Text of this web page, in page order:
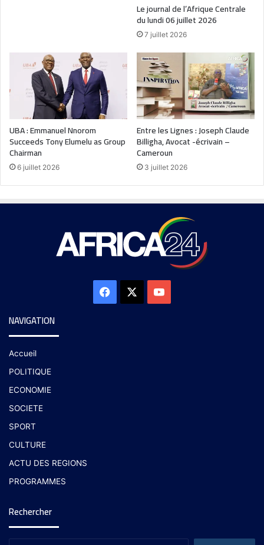
Le journal de l’Afrique Centrale
du lundi 06 juillet 2026
7 juillet 2026
UBA : Emmanuel Nnorom
Succeeds Tony Elumelu as Group
Chairman
6 juillet 2026
Entre les Lignes : Joseph Claude
Billigha, Avocat -écrivain –
Cameroun
3 juillet 2026
NAVIGATION
Accueil
POLITIQUE
ECONOMIE
SOCIETE
SPORT
CULTURE
ACTU DES REGIONS
PROGRAMMES
Rechercher